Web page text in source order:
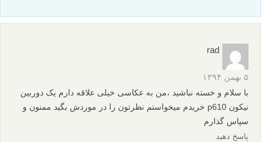
rad
۵ بهمن ۱۳۹۴
با سلام و خسته نباشید ،من به عکاسی خیلی علاقه دارم یک دوربین
نیکون p610 خریدم میخواستم نظرتون را در موردش بگید ممنون و
سپاس گذارم
پاسخ دهید